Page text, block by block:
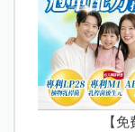
【